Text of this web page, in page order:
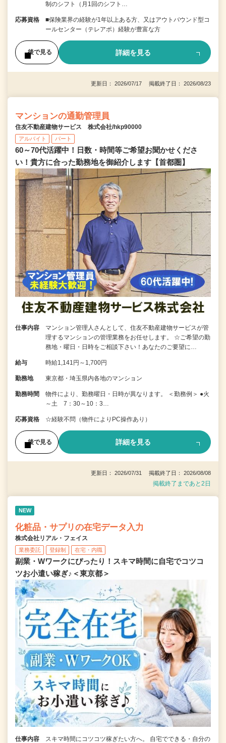
制のシフト（月1回のシフト…
応募資格
■保険業界の経験が1年以上ある方、又はアウトバウンド型コ
ールセンター（テレアポ）経験が豊富な方
後で見る 詳細を見る
更新日： 2026/07/17 掲載終了日： 2026/08/23
マンションの通勤管理員
住友不動産建物サービス 株式会社/hkp90000
アルバイト パート
60～70代活躍中！日数・時間等ご希望お聞かせくださ
い！貴方に合った勤務地を御紹介します【首都圏】
仕事内容
マンション管理人さんとして、住友不動産建物サービスが管
理するマンションの管理業務をお任せします。 ☆ご希望の勤
務地・曜日・日時をご相談下さい！あなたのご要望に…
給与 時給1,141円～1,700円
勤務地 東京都・埼玉県内各地のマンション
勤務時間
物件により、勤務曜日・日時が異なります。 ＜勤務例＞ ●火
～土 7：30～10：3…
応募資格 ☆経験不問（物件によりPC操作あり）
後で見る 詳細を見る
更新日： 2026/07/31 掲載終了日： 2026/08/08
掲載終了まであと2日
NEW
化粧品・サプリの在宅データ入力
株式会社リアル・フェイス
業務委託 登録制 在宅・内職
副業・Wワークにぴったり！スキマ時間に自宅でコツコ
ツお小遣い稼ぎ♪＜東京都＞
仕事内容
スキマ時間にコツコツ稼ぎたい方へ。 自宅でできる・自分の